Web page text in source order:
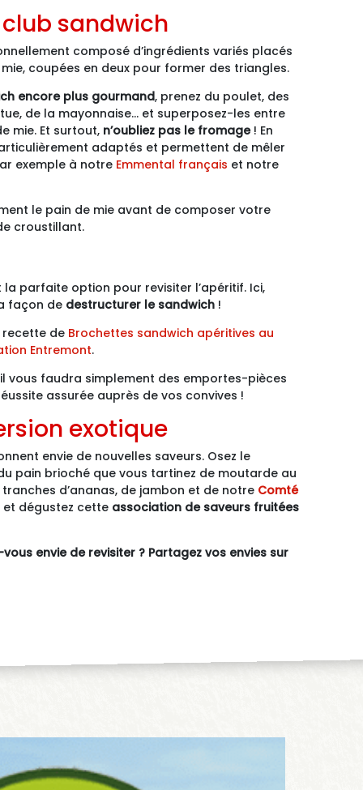
sandwich
composé d’ingrédients variés placés
coupées en deux pour former des triangles.
encore plus gourmand, prenez du poulet, des
de la mayonnaise… et superposez-les entre
mie. Et surtout, n’oubliez pas le fromage! En
adaptés et permettent de mêler
exemple à notre Emmental français et notre
le pain de mie avant de composer votre
croustillant.
parfaite option pour revisiter l’apéritif. Ici,
façon de destructurer le sandwich!
recette de Brochettes sandwich apéritives au
Entremont.
vous faudra simplement des emportes-pièces
assurée auprès de vos convives !
exotique
envie de nouvelles saveurs. Osez le
pain brioché que vous tartinez de moutarde au
d’ananas, de jambon et de notre Comté
dégustez cetteassociation de saveurs fruitées
envie de revisiter ? Partagez vos envies sur